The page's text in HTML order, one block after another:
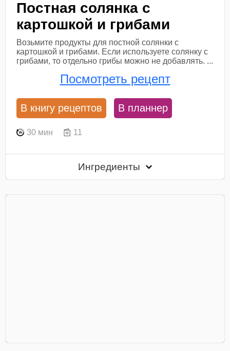
Постная солянка с
картошкой и грибами
Возьмите продукты для постной солянки с
картошкой и грибами. Если используете солянку с
грибами, то отдельно грибы можно не добавлять. ...
Посмотреть рецепт
В книгу рецептов В планнер
30 мин 11
Ингредиенты